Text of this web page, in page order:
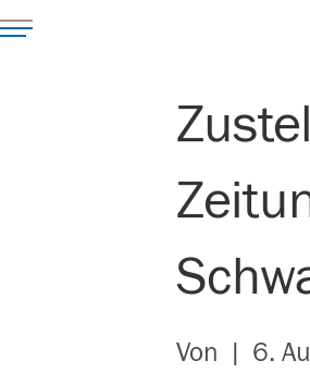
Von | 6.